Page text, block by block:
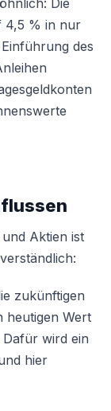
Die
4,5 % in nur
des
Aktien ist
zukünftigen
heutigen Wert
Dafür wird ein
hier